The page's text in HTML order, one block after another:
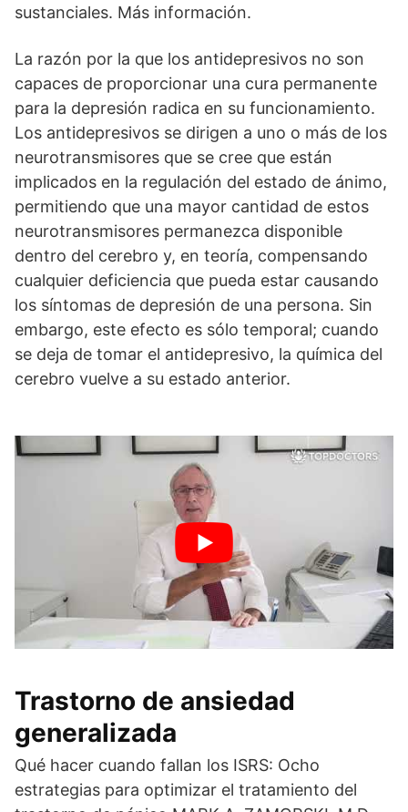
sustanciales. Más información.
La razón por la que los antidepresivos no son
capaces de proporcionar una cura permanente
para la depresión radica en su funcionamiento.
Los antidepresivos se dirigen a uno o más de los
neurotransmisores que se cree que están
implicados en la regulación del estado de ánimo,
permitiendo que una mayor cantidad de estos
neurotransmisores permanezca disponible
dentro del cerebro y, en teoría, compensando
cualquier deficiencia que pueda estar causando
los síntomas de depresión de una persona. Sin
embargo, este efecto es sólo temporal; cuando
se deja de tomar el antidepresivo, la química del
cerebro vuelve a su estado anterior.
Trastorno de ansiedad
generalizada
Qué hacer cuando fallan los ISRS: Ocho
estrategias para optimizar el tratamiento del